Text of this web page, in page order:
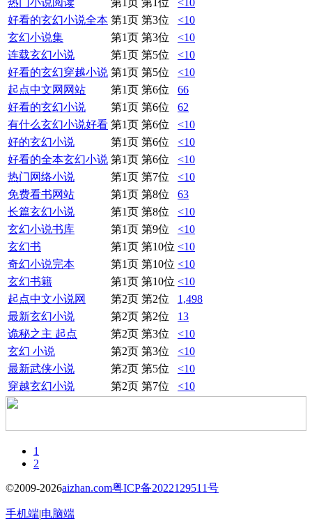
好看的玄幻小说全本 第1页 第3位
<10
玄幻小说集
第1页 第3位
<10
连载玄幻小说
第1页 第5位
<10
好看的玄幻穿越小说 第1页 第5位
<10
起点中文网网站
第1页 第6位
66
好看的玄幻小说
第1页 第6位
62
有什么玄幻小说好看 第1页 第6位
<10
好的玄幻小说
第1页 第6位
<10
好看的全本玄幻小说 第1页 第6位
<10
热门网络小说
第1页 第7位
<10
免费看书网站
第1页 第8位
63
长篇玄幻小说
第1页 第8位
<10
玄幻小说书库
第1页 第9位
<10
玄幻书
第1页 第10位 <10
奇幻小说完本
第1页 第10位 <10
玄幻书籍
第1页 第10位 <10
起点中文小说网
第2页 第2位
1,498
最新玄幻小说
第2页 第2位
13
诡秘之主 起点
第2页 第3位
<10
玄幻 小说
第2页 第3位
<10
最新武侠小说
第2页 第5位
<10
穿越玄幻小说
第2页 第7位 <10
1
2
©2009-2026aizhan.com粤ICP备2022129511号
手机端|电脑端